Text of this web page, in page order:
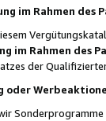
im Rahmen des
im Rahmen des
der
oder